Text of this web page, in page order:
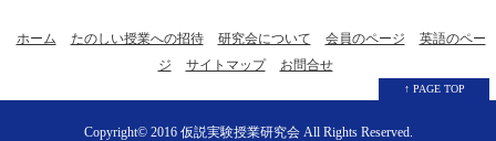
ホーム たのしい授業への招待 研究会について 会員のページ
英語のペー
ジ
サイトマップ お問合せ
↑ PAGE TOP
Copyright© 2016 仮説実験授業研究会All Rights Reserved.